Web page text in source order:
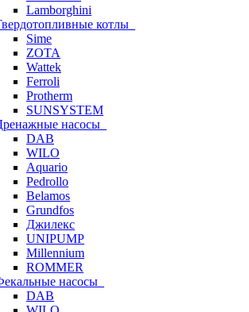
Lamborghini
котлы
Sime
ZOTA
Wattek
Ferroli
Protherm
SUNSYSTEM
насосы
DAB
WILO
Aquario
Pedrollo
Belamos
Grundfos
Джилекс
UNIPUMP
Millennium
ROMMER
насосы
DAB